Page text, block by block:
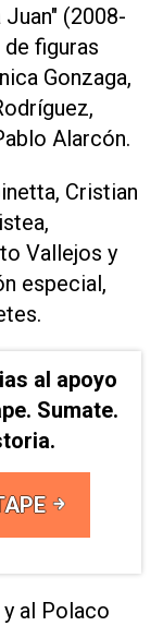
(2008-
figuras
Gonzaga,
Alarcón.
Cristian
Vallejos y
especial,
al apoyo
Sumate.
al Polaco